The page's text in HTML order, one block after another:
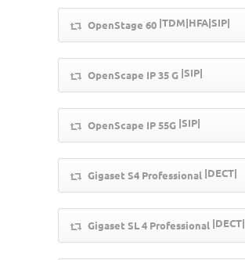
OpenStage 60 |TDM|HFA|SIP|
OpenScape IP 35 G |SIP|
OpenScape IP 55G |SIP|
Gigaset S4 Professional |DECT|
Gigaset SL 4 Professional |DECT|